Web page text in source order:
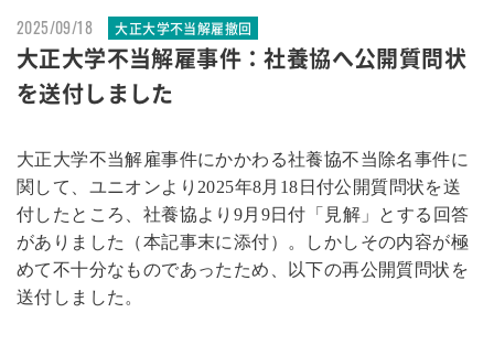
2025/09/18 大正大学不当解雇撤回
大正大学不当解雇事件：社養協へ公開質問状
を送付しました
大正大学不当解雇事件にかかわる社養協不当除名事件に
関して、ユニオンより 2025年8月 18 日付公開質問状を送
付したところ、社養協より 9月 9日付「見解」とする回答
がありました（本記事末に添付）。しかしその内容が極
めて不十分なものであったため、以下の再公開質問状を
送付しました。